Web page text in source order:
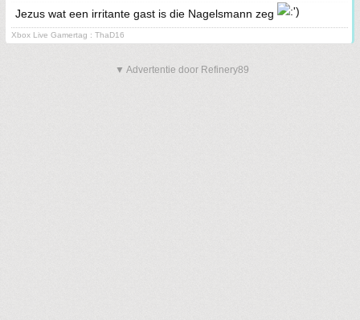
Jezus wat een irritante gast is die Nagelsmann zeg
Xbox Live Gamertag : ThaD16
▼ Advertentie door Refinery89